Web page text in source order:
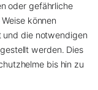
oder gefährliche
können
und die notwendigen
werden. Dies
bis hin zu